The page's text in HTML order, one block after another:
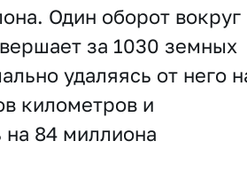
Один оборот вокруг
за 1030 земных
удаляясь от него
километров и
84 миллиона